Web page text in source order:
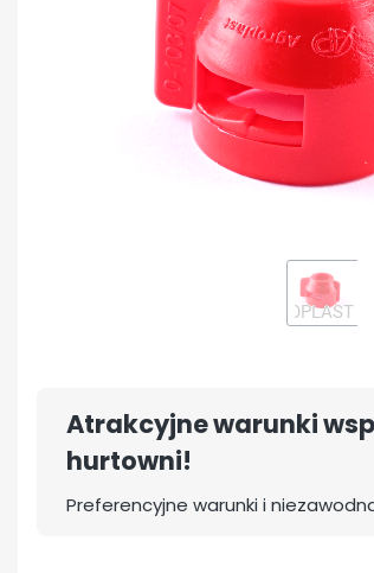
Atrakcyjne warunki
hurtowni!
Preferencyjne warunki i